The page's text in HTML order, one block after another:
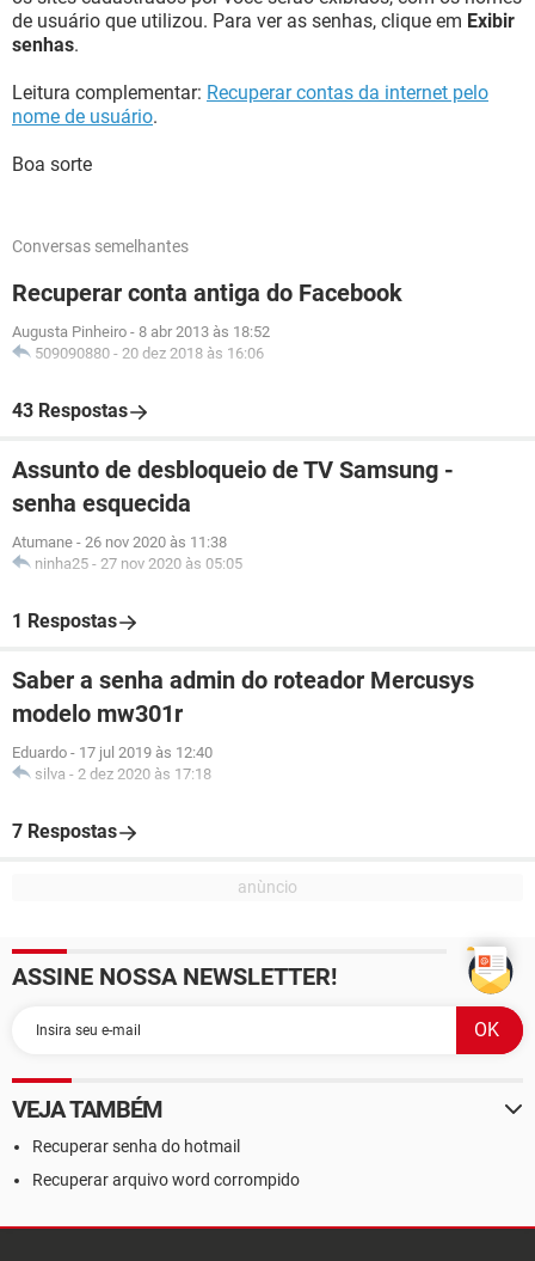
de usuário que utilizou. Para ver as senhas, clique em Exibir
senhas.
Leitura complementar: Recuperar contas da internet pelo
nome de usuário.
Boa sorte
Conversas semelhantes
Recuperar conta antiga do Facebook
Augusta Pinheiro - 8 abr 2013 às 18:52
509090880 - 20 dez 2018 às 16:06
43 Respostas
Assunto de desbloqueio de TV Samsung -
senha esquecida
Atumane - 26 nov 2020 às 11:38
ninha25 - 27 nov 2020 às 05:05
1 Respostas
Saber a senha admin do roteador Mercusys
modelo mw301r
Eduardo - 17 jul 2019 às 12:40
silva - 2 dez 2020 às 17:18
7 Respostas
ASSINE NOSSA NEWSLETTER!
VEJA TAMBÉM
Recuperar senha do hotmail
Recuperar arquivo word corrompido